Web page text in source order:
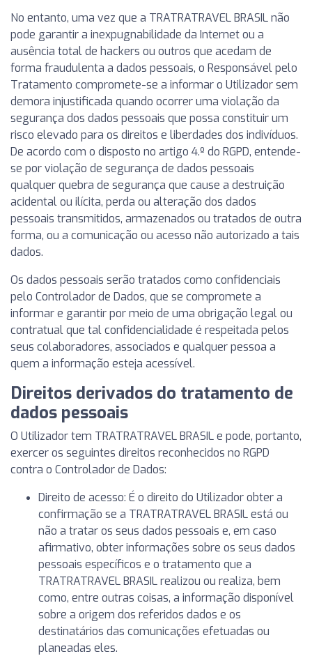
No entanto, uma vez que a TRATRATRAVEL BRASIL não
pode garantir a inexpugnabilidade da Internet ou a
ausência total de hackers ou outros que acedam de
forma fraudulenta a dados pessoais, o Responsável pelo
Tratamento compromete-se a informar o Utilizador sem
demora injustificada quando ocorrer uma violação da
segurança dos dados pessoais que possa constituir um
risco elevado para os direitos e liberdades dos indivíduos.
De acordo com o disposto no artigo 4.º do RGPD, entende-
se por violação de segurança de dados pessoais
qualquer quebra de segurança que cause a destruição
acidental ou ilícita, perda ou alteração dos dados
pessoais transmitidos, armazenados ou tratados de outra
forma, ou a comunicação ou acesso não autorizado a tais
dados.
Os dados pessoais serão tratados como confidenciais
pelo Controlador de Dados, que se compromete a
informar e garantir por meio de uma obrigação legal ou
contratual que tal confidencialidade é respeitada pelos
seus colaboradores, associados e qualquer pessoa a
quem a informação esteja acessível.
Direitos derivados do tratamento de
dados pessoais
O Utilizador tem TRATRATRAVEL BRASIL e pode, portanto,
exercer os seguintes direitos reconhecidos no RGPD
contra o Controlador de Dados:
Direito de acesso: É o direito do Utilizador obter a
confirmação se a TRATRATRAVEL BRASIL está ou
não a tratar os seus dados pessoais e, em caso
afirmativo, obter informações sobre os seus dados
pessoais específicos e o tratamento que a
TRATRATRAVEL BRASIL realizou ou realiza, bem
como, entre outras coisas, a informação disponível
sobre a origem dos referidos dados e os
destinatários das comunicações efetuadas ou
planeadas eles.